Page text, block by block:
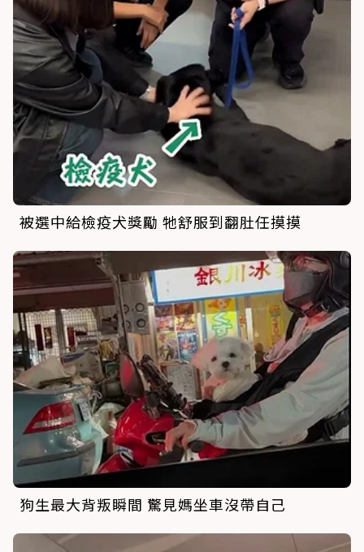
被選中給檢疫犬獎勵 牠舒服到翻肚任摸摸
狗生最大背叛瞬間 驚見媽坐車沒帶自己